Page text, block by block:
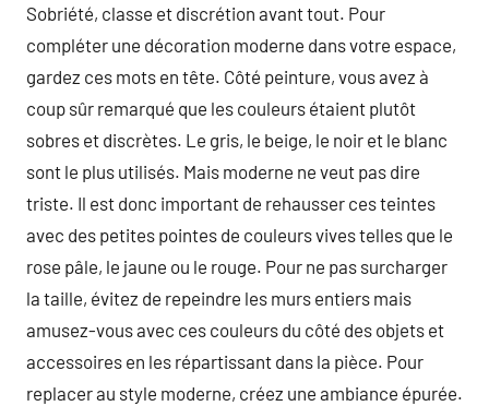
Sobriété, classe et discrétion avant tout. Pour
compléter une décoration moderne dans votre espace,
gardez ces mots en tête. Côté peinture, vous avez à
coup sûr remarqué que les couleurs étaient plutôt
sobres et discrètes. Le gris, le beige, le noir et le blanc
sont le plus utilisés. Mais moderne ne veut pas dire
triste. Il est donc important de rehausser ces teintes
avec des petites pointes de couleurs vives telles que le
rose pâle, le jaune ou le rouge. Pour ne pas surcharger
la taille, évitez de repeindre les murs entiers mais
amusez-vous avec ces couleurs du côté des objets et
accessoires en les répartissant dans la pièce. Pour
replacer au style moderne, créez une ambiance épurée.